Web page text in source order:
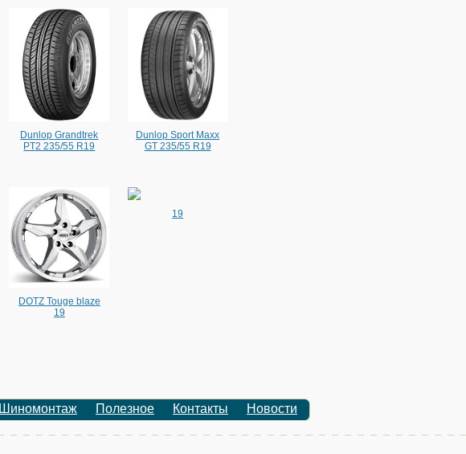
Dunlop Grandtrek
PT2 235/55 R19
Dunlop Sport Maxx
GT 235/55 R19
DOTZ Touge blaze
19
19
Шиномонтаж Полезное Контакты Новости